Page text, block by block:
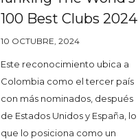
100 Best Clubs 2024
10 OCTUBRE, 2024
Este reconocimiento ubica a
Colombia como el tercer país
con más nominados, después
de Estados Unidos y España, lo
que lo posiciona como un